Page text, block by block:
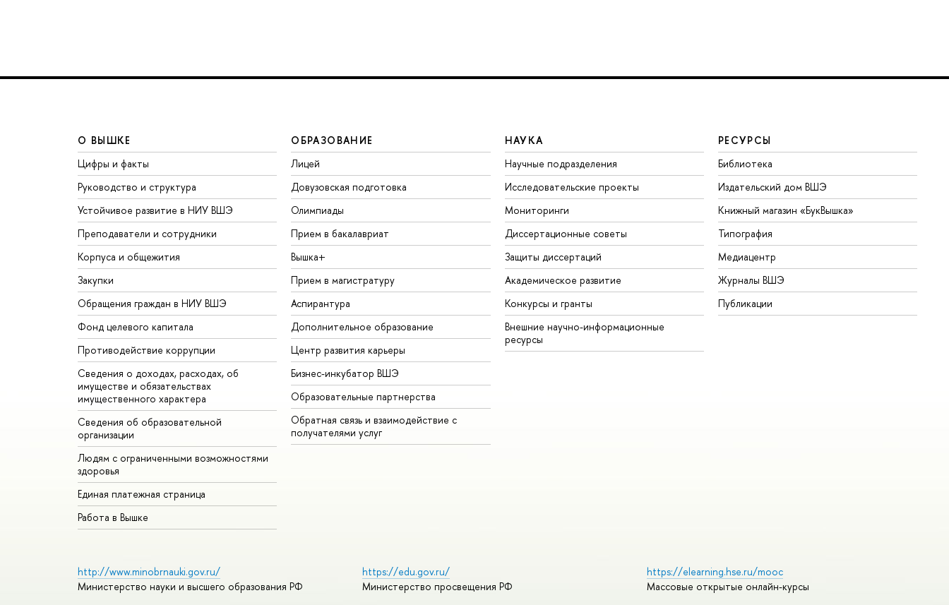
О ВЫШКЕ
Цифры и факты
Руководство и структура
Устойчивое развитие в НИУ ВШЭ
Преподаватели и сотрудники
Корпуса и общежития
Закупки
Обращения граждан в НИУ ВШЭ
Фонд целевого капитала
Противодействие коррупции
Сведения о доходах, расходах, об
имуществе и обязательствах
имущественного характера
Сведения об образовательной
организации
Людям с ограниченными возможностями
здоровья
Единая платежная страница
Работа в Вышке
ОБРАЗОВАНИЕ
Лицей
Довузовская подготовка
Олимпиады
Прием в бакалавриат
Вышка+
Прием в магистратуру
Аспирантура
Дополнительное образование
Центр развития карьеры
Бизнес-инкубатор ВШЭ
Образовательные партнерства
Обратная связь и взаимодействие с
получателями услуг
НАУКА
Научные подразделения
Исследовательские проекты
Мониторинги
Диссертационные советы
Защиты диссертаций
Академическое развитие
Конкурсы и гранты
Внешние научно-информационные
ресурсы
РЕСУРСЫ
Библиотека
Издательский дом ВШЭ
Книжный магазин «БукВышка»
Типография
Медиацентр
Журналы ВШЭ
Публикации
http://www.minobrnauki.gov.ru/
Министерство науки и высшего образования РФ
https://edu.gov.ru/
Министерство просвещения РФ
https://elearning.hse.ru/mooc
Массовые открытые онлайн-курсы